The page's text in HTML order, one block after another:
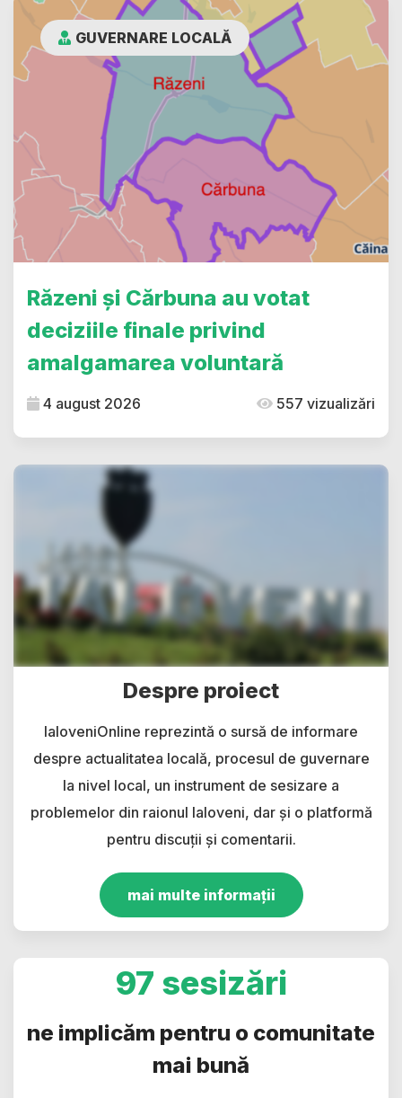
GUVERNARE LOCALĂ
Răzeni și Cărbuna au votat
deciziile finale privind
amalgamarea voluntară
4 august 2026 557 vizualizări
Despre proiect
IaloveniOnline reprezintă o sursă de informare
despre actualitatea locală, procesul de guvernare
la nivel local, un instrument de sesizare a
problemelor din raionul Ialoveni, dar și o platformă
pentru discuții și comentarii.
mai multe informații
97 sesizări
ne implicăm pentru o comunitate
mai bună